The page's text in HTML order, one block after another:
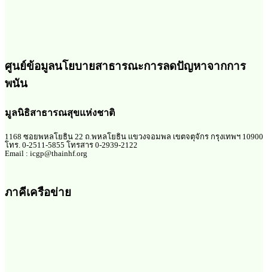
ศูนย์ข้อมูลนโยบายสาธารณะการลดปัญหาจากการ
พนัน
มูลนิธิสาธารณสุขแห่งชาติ
1168 ซอยพหลโยธิน 22 ถ.พหลโยธิน แขวงจอมพล เขตจตุจักร กรุงเทพฯ 10900
โทร. 0-2511-5855 โทรสาร 0-2939-2122
Email : icgp@thainhf.org
ภาคีเครือข่าย